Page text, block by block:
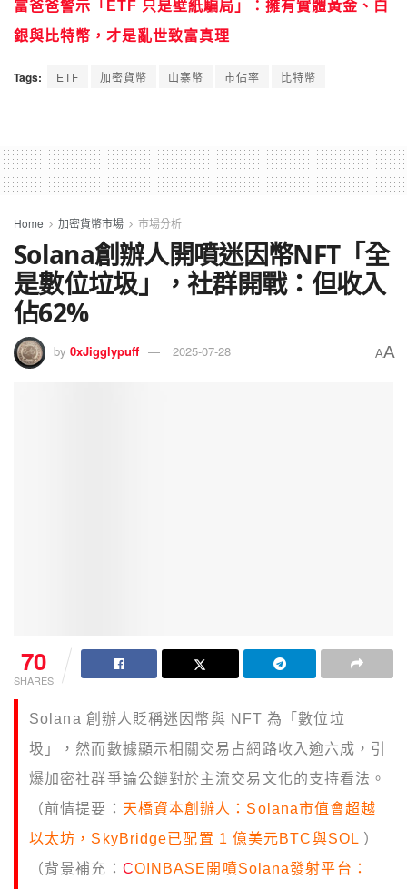
富爸爸警示「ETF 只是壁紙騙局」：擁有實體黃金、白
銀與比特幣，才是亂世致富真理
Tags: ETF 加密貨幣 山寨幣 市佔率 比特幣
Home 加密貨幣市場 市場分析
Solana創辦人開噴迷因幣NFT「全
是數位垃圾」，社群開戰：但收入
佔62%
by 0xJigglypuff 2025-07-28 AA
70
SHARES
Solana 創辦人貶稱迷因幣與 NFT 為「數位垃
圾」，然而數據顯示相關交易占網路收入逾六成，引
爆加密社群爭論公鏈對於主流交易文化的支持看法。
（前情提要： 天橋資本創辦人：Solana市值會超越
以太坊，SkyBridge已配置 1 億美元BTC與SOL ）
（背景補充： COINBASE開噴Solana發射平台：